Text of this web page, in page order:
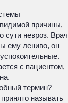
причины,
сути невроз. Врач
ему лениво, он
с пациентом,
термин?
называть